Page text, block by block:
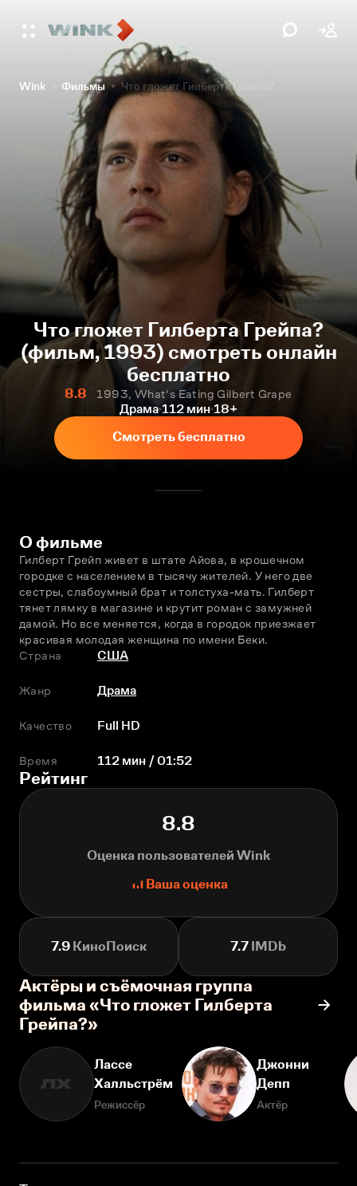
Wink Фильмы Что гложет Гилберта Грейпа?
Что гложет Гилберта Грейпа?
(фильм, 1993) смотреть онлайн
бесплатно
8.8
1993, What's Eating Gilbert Grape
Драма 112 мин 18+
Смотреть бесплатно
О фильме
Гилберт Грейп живет в штате Айова, в крошечном
городке с населением в тысячу жителей. У него две
сестры, слабоумный брат и толстуха-мать. Гилберт
тянет лямку в магазине и крутит роман с замужней
дамой. Но все меняется, когда в городок приезжает
красивая молодая женщина по имени Беки.
Страна
США
Жанр Драма
Качество Full HD
Время 112 мин / 01:52
Рейтинг
8.8
Оценка пользователей Wink
Ваша оценка
7.9 КиноПоиск 7.7 IMDb
Актёры и съёмочная группа
фильма «Что гложет Гилберта
Грейпа?»
ЛХ
Лассе
Халльстрём
Режиссёр
Джонни
Депп
Актёр